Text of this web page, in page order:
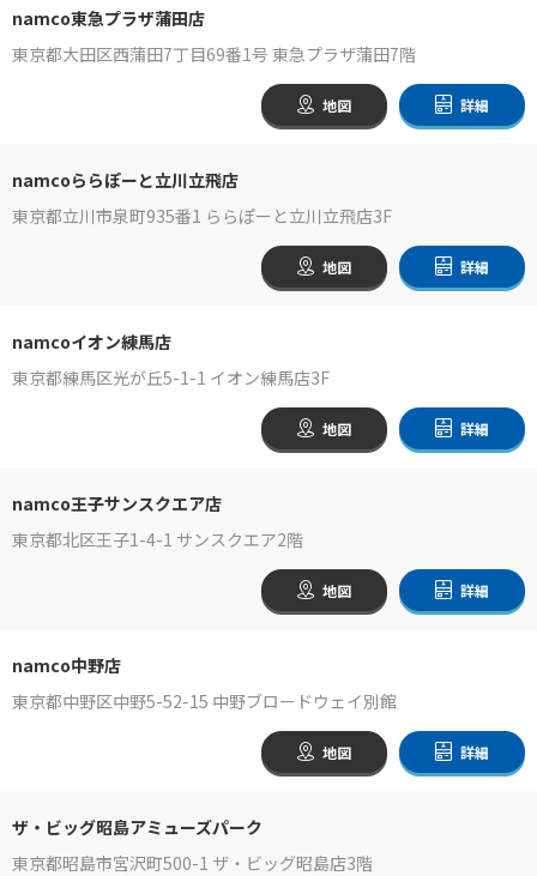
namco東急プラザ蒲田店
東京都大田区西蒲田7丁目69番1号 東急プラザ蒲田7階
地図 詳細
namcoららぽーと立川立飛店
東京都立川市泉町935番1 ららぽーと立川立飛店3F
地図 詳細
namcoイオン練馬店
東京都練馬区光が丘5-1-1 イオン練馬店3F
地図 詳細
namco王子サンスクエア店
東京都北区王子1-4-1 サンスクエア2階
地図 詳細
namco中野店
東京都中野区中野5-52-15 中野ブロードウェイ別館
地図 詳細
ザ・ビッグ昭島アミューズパーク
東京都昭島市宮沢町500-1 ザ・ビッグ昭島店3階